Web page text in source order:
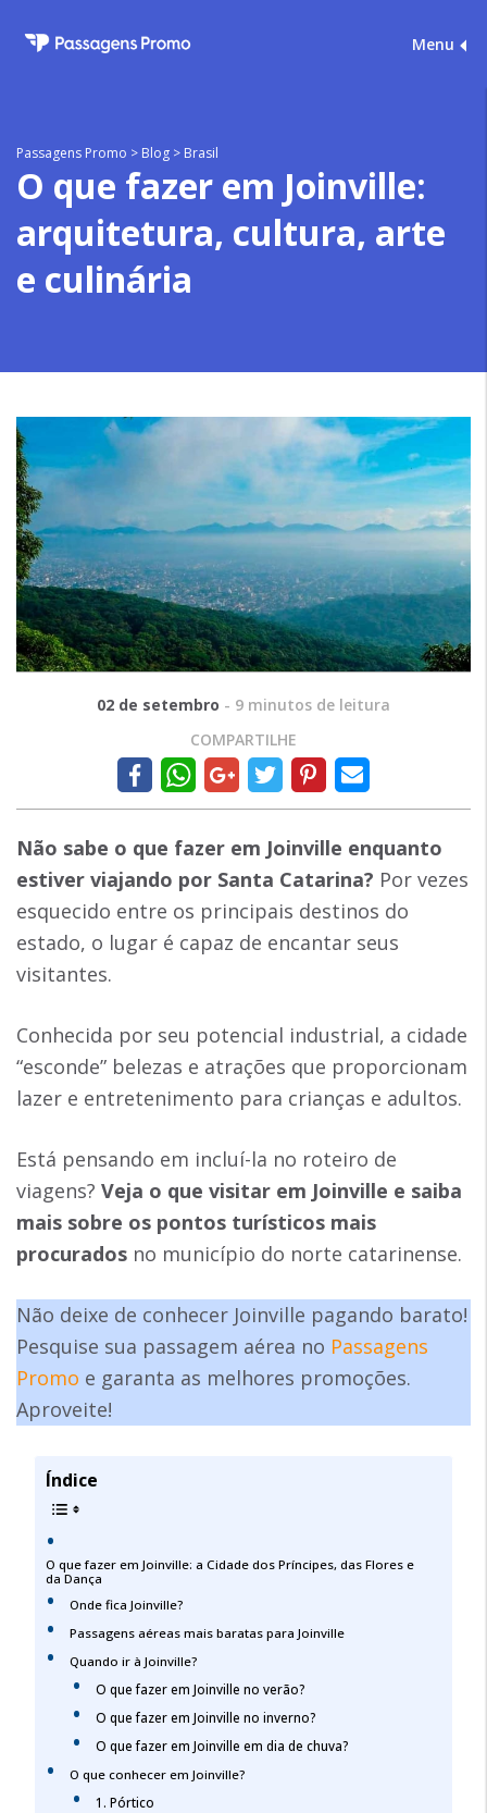
Menu
Passagens Promo > Blog > Brasil
O que fazer em Joinville:
arquitetura, cultura, arte
e culinária
02 de setembro - 9 minutos de leitura
COMPARTILHE
Não sabe o que fazer em Joinville enquanto
estiver viajando por Santa Catarina? Por vezes
esquecido entre os principais destinos do
estado, o lugar é capaz de encantar seus
visitantes.
Conhecida por seu potencial industrial, a cidade
“esconde” belezas e atrações que proporcionam
lazer e entretenimento para crianças e adultos.
Está pensando em incluí-la no roteiro de
viagens? Veja o que visitar em Joinville e saiba
mais sobre os pontos turísticos mais
procurados no município do norte catarinense.
Não deixe de conhecer Joinville pagando barato!
Pesquise sua passagem aérea no Passagens
Promo e garanta as melhores promoções.
Aproveite!
Índice
O que fazer em Joinville: a Cidade dos Príncipes, das Flores e
da Dança
Onde fica Joinville?
Passagens aéreas mais baratas para Joinville
Quando ir à Joinville?
O que fazer em Joinville no verão?
O que fazer em Joinville no inverno?
O que fazer em Joinville em dia de chuva?
O que conhecer em Joinville?
1. Pórtico